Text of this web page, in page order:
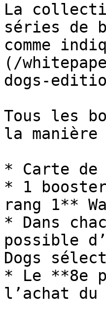
La
séries de
comme
(/
dogs-
Tous les
la manière
* Carte de
* 1
rang 1**
* Dans
possible
Dogs
* Le **8e
l’achat